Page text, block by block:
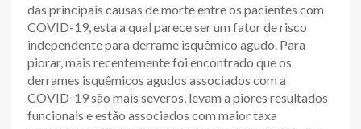
das principais causas de morte entre os pacientes com
COVID-19, esta a qual parece ser um fator de risco
independente para derrame isquêmico agudo. Para
piorar, mais recentemente foi encontrado que os
derrames isquêmicos agudos associados com a
COVID-19 são mais severos, levam a piores resultados
funcionais e estão associados com maior taxa